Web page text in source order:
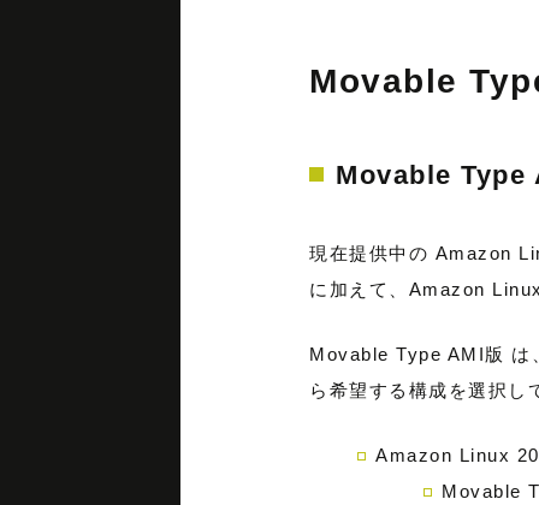
Movable
Movable Type
現在提供中の Amazon
に加えて、Amazon
Movable Type AMI版 は
ら希望する構成を選択し
Amazon Linux
Movable